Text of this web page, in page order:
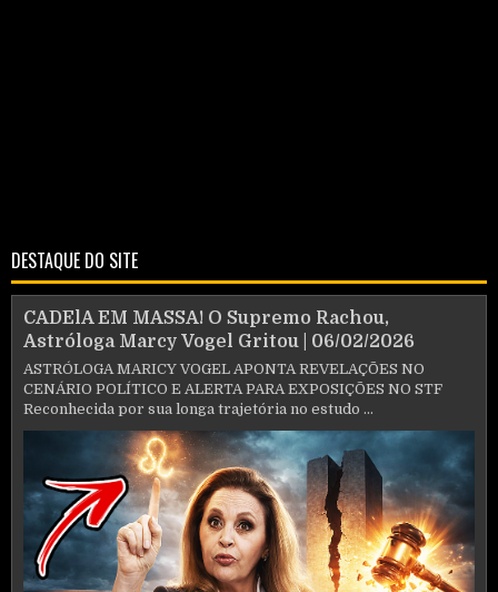
DESTAQUE DO SITE
CADElA EM MASSA! O Supremo Rachou,
Astróloga Marcy Vogel Gritou | 06/02/2026
ASTRÓLOGA MARICY VOGEL APONTA REVELAÇÕES NO
CENÁRIO POLÍTICO E ALERTA PARA EXPOSIÇÕES NO STF
Reconhecida por sua longa trajetória no estudo ...